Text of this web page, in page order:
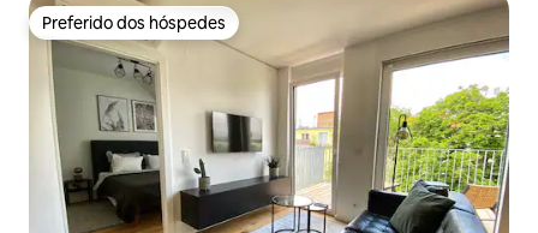
Preferido dos hóspedes
Preferido dos hóspedes